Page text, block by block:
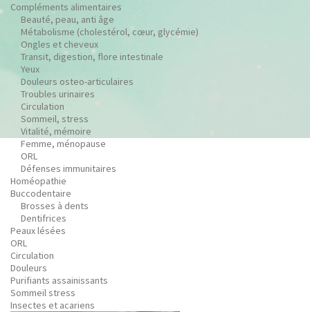
Compléments alimentaires
Beauté, peau, anti âge
Métabolisme (cholestérol, cœur, glycémie)
Ongles et cheveux
Transit, digestion, flore intestinale
Yeux
Douleurs osteo-articulaires
Troubles urinaires
Circulation
Sommeil, stress
Vitalité, mémoire
Femme, ménopause
ORL
Défenses immunitaires
Homéopathie
Buccodentaire
Brosses à dents
Dentifrices
Peaux lésées
ORL
Circulation
Douleurs
Purifiants assainissants
Sommeil stress
Insectes et acariens